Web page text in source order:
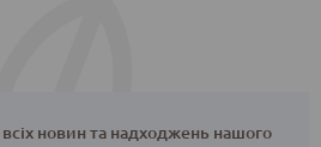
новин та надходжень нашого